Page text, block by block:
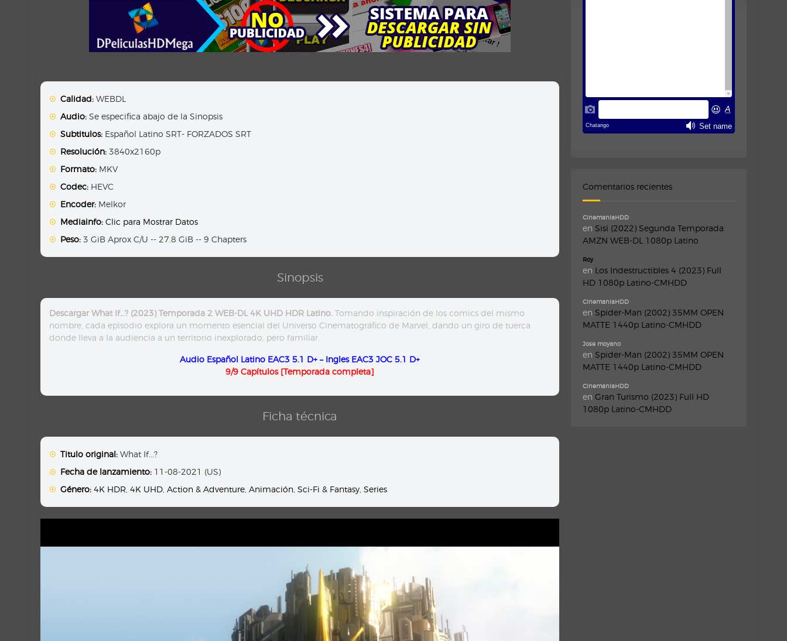
Calidad: WEBDL
Audio: Se especifica abajo de la Sinopsis
Subtitulos: Español Latino SRT- FORZADOS SRT
Resolución: 3840x2160p
Formato: MKV
Codec: HEVC
Encoder: Melkor
Mediainfo: Clic para Mostrar Datos
Peso: 3 GiB Aprox C/U -- 27.8 GiB -- 9 Chapters
Sinopsis
Descargar What If…? (2023) Temporada 2 WEB-DL 4K UHD HDR Latino. Tomando inspiración de los comics del mismo
nombre, cada episodio explora un momento esencial del Universo Cinematográfico de Marvel, dando un giro de tuerca
donde lleva a la audiencia a un territorio inexplorado, pero familiar.
Audio Español Latino EAC3 5.1 D+ – Ingles EAC3 JOC 5.1 D+
9/9 Capítulos [Temporada completa]
Ficha técnica
Titulo original: What If...?
Fecha de lanzamiento: 11-08-2021 (US)
Género: 4K HDR ,4K UHD ,Action & Adventure ,Animación ,Sci-Fi & Fantasy ,Series
Comentarios recientes
CinemaniaHDD
en Sisi (2022) Segunda Temporada
AMZN WEB-DL 1080p Latino
Roy
en Los Indestructibles 4 (2023) Full
HD 1080p Latino-CMHDD
CinemaniaHDD
en Spider-Man (2002) 35MM OPEN
MATTE 1440p Latino-CMHDD
Jose moyano
en Spider-Man (2002) 35MM OPEN
MATTE 1440p Latino-CMHDD
CinemaniaHDD
en Gran Turismo (2023) Full HD
1080p Latino-CMHDD